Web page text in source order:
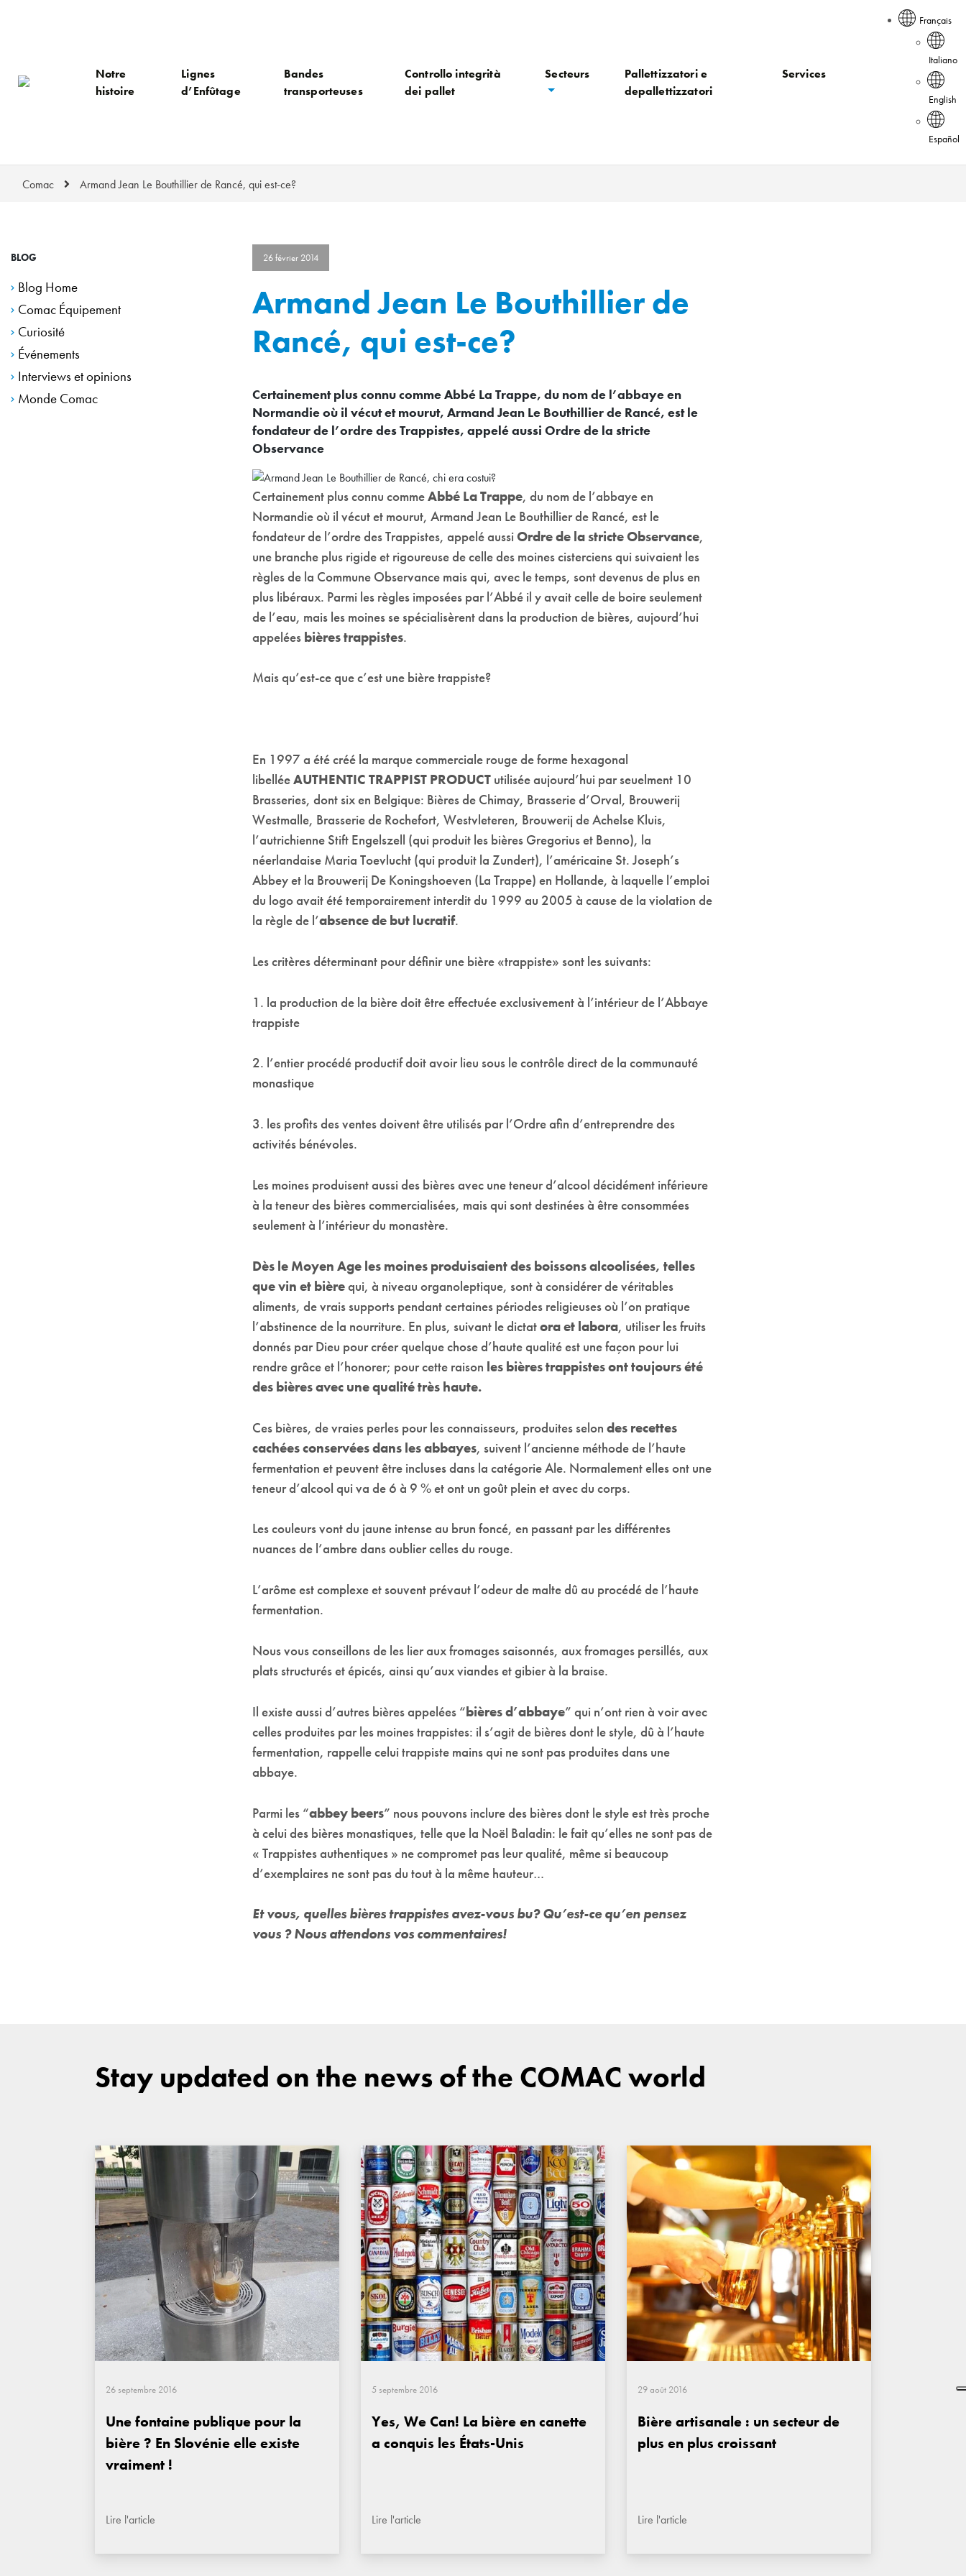
Notre
histoire
Lignes
d’Enfûtage
Bandes
transporteuses
Controllo integrità
dei pallet
Secteurs
Pallettizzatori e
depallettizzatori
Services
Français
Italiano
English
Español
Comac Armand Jean Le Bouthillier de Rancé, qui est-ce?
BLOG
Blog Home
Comac Équipement
Curiosité
Événements
Interviews et opinions
Monde Comac
26 février 2014
Armand Jean Le Bouthillier de
Rancé, qui est-ce?
Certainement plus connu comme Abbé La Trappe, du nom de l’abbaye en
Normandie où il vécut et mourut, Armand Jean Le Bouthillier de Rancé, est le
fondateur de l’ordre des Trappistes, appelé aussi Ordre de la stricte
Observance
Certainement plus connu commeAbbé La Trappe, du nom de l’abbaye en
Normandie où il vécut et mourut, Armand Jean Le Bouthillier de Rancé, est le
fondateur de l’ordre des Trappistes, appelé aussiOrdre de la stricte Observance,
une branche plus rigide et rigoureuse de celle des moines cisterciens qui suivaient les
règles de la Commune Observance mais qui, avec le temps, sont devenus de plus en
plus libéraux. Parmi les règles imposées par l’Abbé il y avait celle de boire seulement
de l’eau, mais les moines se spécialisèrent dans la production de bières, aujourd’hui
appelées bières trappistes.
Mais qu’est-ce que c’est une bière trappiste?
En 1997 a été créé la marque commerciale rouge de forme hexagonal
libelléeAUTHENTIC TRAPPIST PRODUCT utilisée aujourd’hui par seuelment 10
Brasseries, dont six en Belgique: Bières de Chimay, Brasserie d’Orval, Brouwerij
Westmalle, Brasserie de Rochefort, Westvleteren, Brouwerij de Achelse Kluis,
l’autrichienne Stift Engelszell (qui produit les bières Gregorius et Benno), la
néerlandaise Maria Toevlucht (qui produit la Zundert), l’américaine St. Joseph’s
Abbey et la Brouwerij De Koningshoeven (La Trappe) en Hollande, à laquelle l’emploi
du logo avait été temporairement interdit du 1999 au 2005 à cause de la violation de
la règle de l’absence de but lucratif.
Les critères déterminant pour définir une bière «trappiste» sont les suivants:
1. la production de la bière doit être effectuée exclusivement à l’intérieur de l’Abbaye
trappiste
2. l’entier procédé productif doit avoir lieu sous le contrôle direct de la communauté
monastique
3. les profits des ventes doivent être utilisés par l’Ordre afin d’entreprendre des
activités bénévoles.
Les moines produisent aussi des bières avec une teneur d’alcool décidément inférieure
à la teneur des bières commercialisées, mais qui sont destinées à être consommées
seulement à l’intérieur du monastère.
Dès le Moyen Age les moines produisaient des boissons alcoolisées, telles
que vin et bièrequi, à niveau organoleptique, sont à considérer de véritables
aliments, de vrais supports pendant certaines périodes religieuses où l’on pratique
l’abstinence de la nourriture. En plus, suivant le dictatora et labora, utiliser les fruits
donnés par Dieu pour créer quelque chose d’haute qualité est une façon pour lui
rendre grâce et l’honorer; pour cette raison les bières trappistes ont toujours été
des bières avec une qualité très haute.
Ces bières, de vraies perles pour les connaisseurs, produites selon des recettes
cachées conservées dans les abbayes, suivent l’ancienne méthode de l’haute
fermentation et peuvent être incluses dans la catégorie Ale. Normalement elles ont une
teneur d’alcool qui va de 6 à 9 % et ont un goût plein et avec du corps.
Les couleurs vont du jaune intense au brun foncé, en passant par les différentes
nuances de l’ambre dans oublier celles du rouge.
L’arôme est complexe et souvent prévaut l’odeur de malte dû au procédé de l’haute
fermentation.
Nous vous conseillons de les lier aux fromages saisonnés, aux fromages persillés, aux
plats structurés et épicés, ainsi qu’aux viandes et gibier à la braise.
Il existe aussi d’autres bières appelées “bières d’abbaye” qui n’ont rien à voir avec
celles produites par les moines trappistes: il s’agit de bières dont le style, dû à l’haute
fermentation, rappelle celui trappiste mains qui ne sont pas produites dans une
abbaye.
Parmi les “abbey beers” nous pouvons inclure des bières dont le style est très proche
à celui des bières monastiques, telle que la Noël Baladin: le fait qu’elles ne sont pas de
« Trappistes authentiques » ne compromet pas leur qualité, même si beaucoup
d’exemplaires ne sont pas du tout à la même hauteur…
Et vous, quelles bières trappistes avez-vous bu? Qu’est-ce qu’en pensez
vous ? Nous attendons vos commentaires!
Stay updated on the news of the COMAC world
26 septembre 2016
Une fontaine publique pour la
bière ? En Slovénie elle existe
vraiment !
Lire l'article
5 septembre 2016
Yes, We Can! La bière en canette
a conquis les États-Unis
Lire l'article
29 août 2016
Bière artisanale : un secteur de
plus en plus croissant
Lire l'article